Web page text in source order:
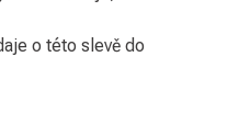
o této slevě do